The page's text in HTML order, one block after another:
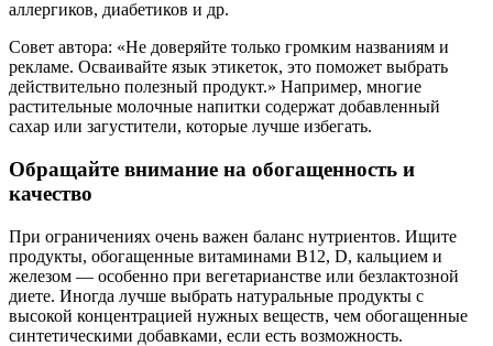
аллергиков, диабетиков и др.
Совет автора: «Не доверяйте только громким названиям и
рекламе. Осваивайте язык этикеток, это поможет выбрать
действительно полезный продукт.» Например, многие
растительные молочные напитки содержат добавленный
сахар или загустители, которые лучше избегать.
Обращайте внимание на обогащенность и
качество
При ограничениях очень важен баланс нутриентов. Ищите
продукты, обогащенные витаминами B12, D, кальцием и
железом — особенно при вегетарианстве или безлактозной
диете. Иногда лучше выбрать натуральные продукты с
высокой концентрацией нужных веществ, чем обогащенные
синтетическими добавками, если есть возможность.